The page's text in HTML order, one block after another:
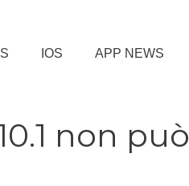
IOS APP NEWS
non può